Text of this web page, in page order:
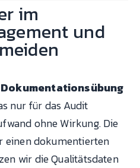
im
und
Dokumentationsübung
nur für das Audit
ohne Wirkung. Die
einen dokumentierten
wir die Qualitätsdaten